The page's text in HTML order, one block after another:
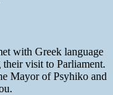
with Greek language
visit to Parliament.
Mayor of Psyhiko and